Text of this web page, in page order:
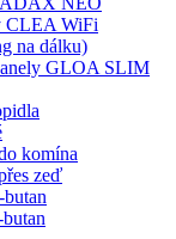
CLEA WiFi
na dálku)
GLOA SLIM
komína
zeď